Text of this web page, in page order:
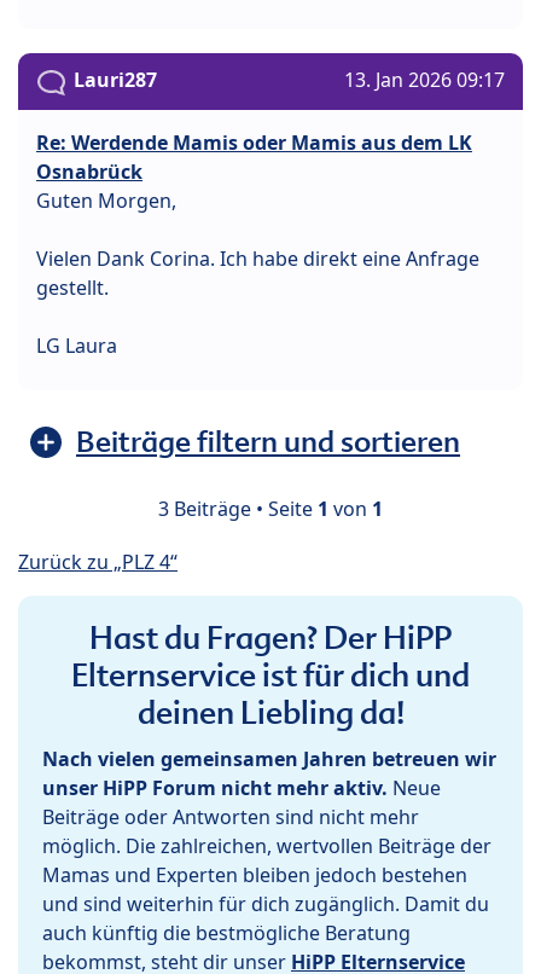
Lauri287 13. Jan 2026 09:17
Re: Werdende Mamis oder Mamis aus dem LK
Osnabrück
Guten Morgen,
Vielen Dank Corina. Ich habe direkt eine Anfrage
gestellt.
LG Laura
Beiträge filtern und sortieren
3 Beiträge • Seite 1 von 1
Zurück zu „PLZ 4“
Hast du Fragen? Der HiPP
Elternservice ist für dich und
deinen Liebling da!
Nach vielen gemeinsamen Jahren betreuen wir
unser HiPP Forum nicht mehr aktiv. Neue
Beiträge oder Antworten sind nicht mehr
möglich. Die zahlreichen, wertvollen Beiträge der
Mamas und Experten bleiben jedoch bestehen
und sind weiterhin für dich zugänglich. Damit du
auch künftig die bestmögliche Beratung
bekommst, steht dir unser HiPP Elternservice